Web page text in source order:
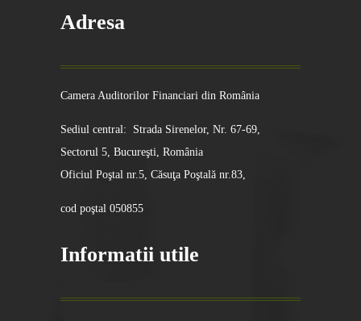
Adresa
Camera Auditorilor Financiari din România
Sediul central: Strada Sirenelor, Nr. 67-69,
Sectorul 5, Bucureşti, România
Oficiul Poştal nr.5, Căsuţa Poştală nr.83,
cod poştal 050855
Informatii utile